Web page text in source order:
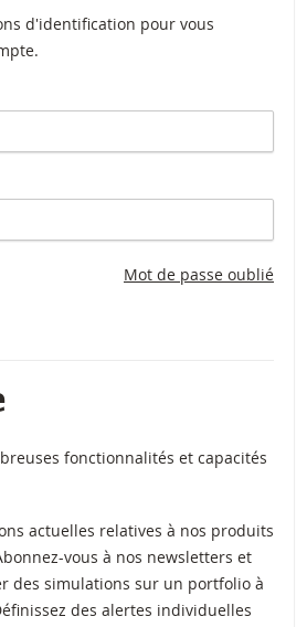
d'identification pour vous
Mot de passe oublié
fonctionnalités et capacités
actuelles relatives à nos produits
vous à nos newsletters et
des simulations sur un portfolio à
des alertes individuelles